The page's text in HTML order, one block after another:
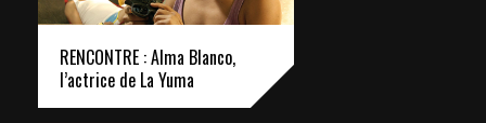
RENCONTRE : Alma Blanco,
l’actrice de La Yuma